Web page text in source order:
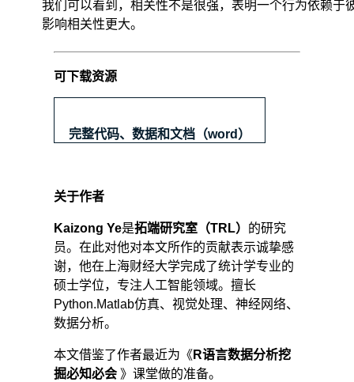
我们可以看到，相关性不是很强，表明一个行为依赖
影响相关性更大。
可下载资源
完整代码、数据和文档（word）
关于作者
Kaizong Ye是拓端研究室（TRL） 的研究
员。在此对他对本文所作的贡献表示诚挚感
谢，他在上海财经大学完成了统计学专业的
硕士学位，专注人工智能领域。擅长
Python.Matlab仿真、视觉处理、神经网络、
数据分析。
本文借鉴了作者最近为《 R语言数据分析挖
掘必知必会 》课堂做的准备。